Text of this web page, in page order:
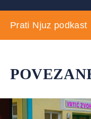
Prati Njuz podkast